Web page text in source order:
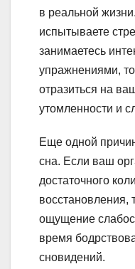
в реальной
испытываете
занимаетесь
упражнениями,
отразиться на
утомленности и
Еще одной
сна. Если ваш
достаточного
восстановления,
ощущение
время
сновидений.